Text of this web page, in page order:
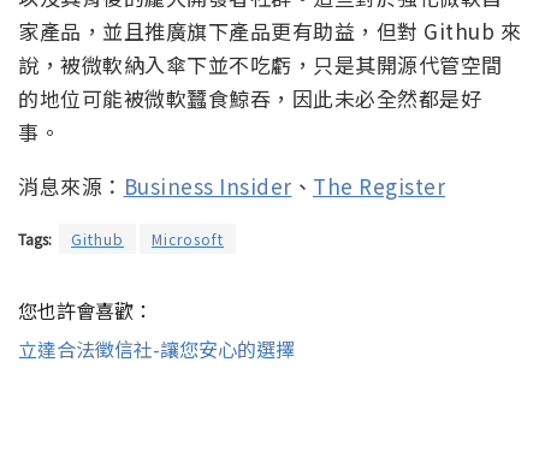
家產品，並且推廣旗下產品更有助益，但對 Github 來
說，被微軟納入傘下並不吃虧，只是其開源代管空間
的地位可能被微軟蠶食鯨吞，因此未必全然都是好
事。
消息來源： Business Insider 、 The Register
Tags: Github Microsoft
您也許會喜歡：
立達合法徵信社-讓您安心的選擇